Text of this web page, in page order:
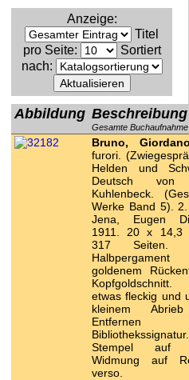
Anzeige:
Titel
pro Seite:
Sortiert
nach:
Abbildung Beschreibung
Gesamte Buchaufnahme
Bruno,
furori.
Helden und
Deutsch von
Kuhlenbeck.
Werke Band 5).
Jena, Eugen
1911. 20 x 14,3
317 Seiten.
goldenem
Kopfgoldschnitt.
etwas fleckig und
kleinem
Entfernen
Bibliothekssignatur.
Stempel auf
Widmung auf
verso.